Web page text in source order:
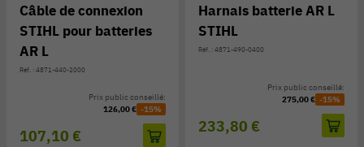
Câble de connexion
STIHL pour batteries
AR L
Réf. : 4871-440-2000
107,10 €
Prix public conseillé:
126,00 € -15%
Harnais batterie AR L
STIHL
Réf. : 4871-490-0400
233,80 €
Prix public conseillé:
275,00 € -15%